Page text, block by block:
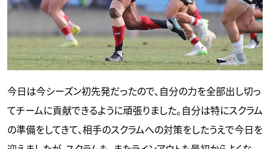
今日は今シーズン初先発だったので、自分の力を全部出し切っ
てチームに貢献できるように頑張りました。自分は特にスクラム
の準備をしてきて、相手のスクラムへの対策をしたうえで今日を